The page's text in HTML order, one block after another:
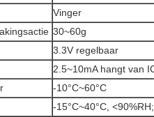
Vinger
30~60g
3.3V regelbaar
2.5~10mA hangt van
-10°C~60°C
-15°C~40°C,